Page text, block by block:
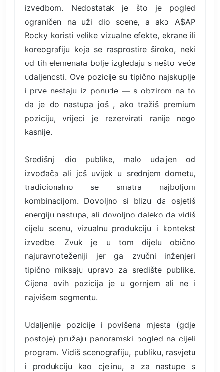
izvedbom. Nedostatak je što je pogled
ograničen na uži dio scene, a ako A$AP
Rocky koristi velike vizualne efekte, ekrane ili
koreografiju koja se rasprostire široko, neki
od tih elemenata bolje izgledaju s nešto veće
udaljenosti. Ove pozicije su tipično najskuplje
i prve nestaju iz ponude — s obzirom na to
da je do nastupa još , ako tražiš premium
poziciju, vrijedi je rezervirati ranije nego
kasnije.
Središnji dio publike, malo udaljen od
izvođača ali još uvijek u srednjem dometu,
tradicionalno se smatra najboljom
kombinacijom. Dovoljno si blizu da osjetiš
energiju nastupa, ali dovoljno daleko da vidiš
cijelu scenu, vizualnu produkciju i kontekst
izvedbe. Zvuk je u tom dijelu obično
najuravnoteženiji jer ga zvučni inženjeri
tipično miksaju upravo za središte publike.
Cijena ovih pozicija je u gornjem ali ne i
najvišem segmentu.
Udaljenije pozicije i povišena mjesta (gdje
postoje) pružaju panoramski pogled na cijeli
program. Vidiš scenografiju, publiku, rasvjetu
i produkciju kao cjelinu, a za nastupe s